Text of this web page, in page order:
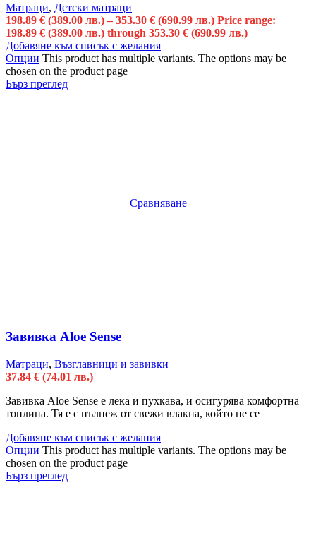
Матраци, Детски матраци
198.89 € (389.00 лв.) – 353.30 € (690.99 лв.) Price range:
198.89 € (389.00 лв.) through 353.30 € (690.99 лв.)
Добавяне към списък с желания
Опции This product has multiple variants. The options may be
chosen on the product page
Бърз преглед
Сравняване
Завивка Aloe Sense
Матраци, Възглавници и завивки
37.84 € (74.01 лв.)
Завивка Aloe Sense е лека и пухкава, и осигурява комфортна
топлина. Тя е с пълнеж от свежи влакна, който не се
Добавяне към списък с желания
Опции This product has multiple variants. The options may be
chosen on the product page
Бърз преглед